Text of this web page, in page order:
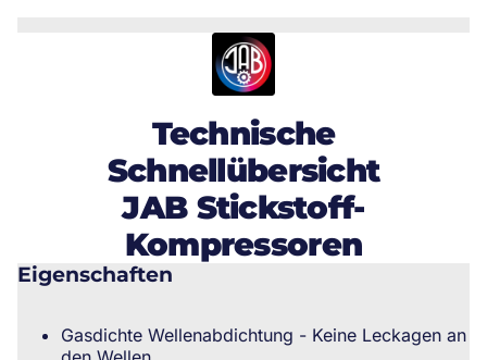
Technische
Schnellübersicht
JAB Stickstoff-
Kompressoren
Eigenschaften
Gasdichte Wellenabdichtung - Keine Leckagen an